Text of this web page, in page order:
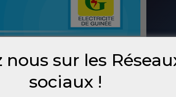
nous sur les
sociaux !